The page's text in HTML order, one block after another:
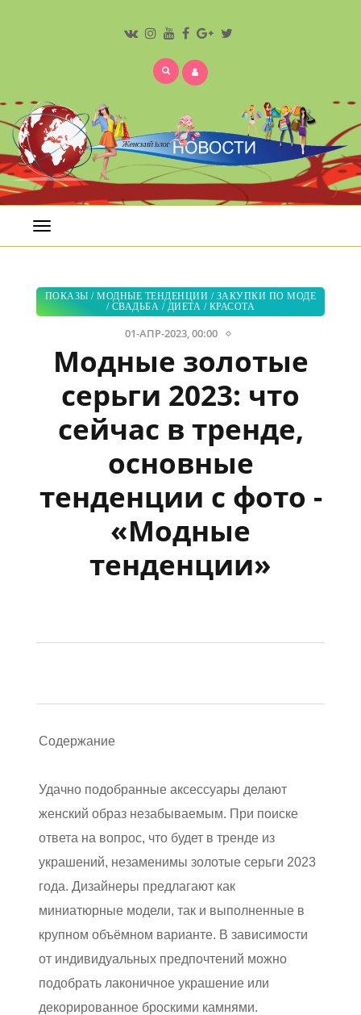
Открыть
меню
ПОКАЗЫ /МОДНЫЕ ТЕНДЕНЦИИ / ЗАКУПКИ ПО МОДЕ
/ СВАДЬБА / ДИЕТА / КРАСОТА
01-АПР-2023, 00:00
Модные золотые
серьги 2023: что
сейчас в тренде,
основные
тенденции с фото -
«Модные
тенденции»
Содержание
Удачно подобранные аксессуары делают
женский образ незабываемым. При поиске
ответа на вопрос, что будет в тренде из
украшений, незаменимы золотые серьги 2023
года. Дизайнеры предлагают как
миниатюрные модели, так и выполненные в
крупном объёмном варианте. В зависимости
от индивидуальных предпочтений можно
подобрать лаконичное украшение или
декорированное броскими камнями.